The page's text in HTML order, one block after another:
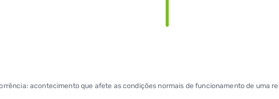
acontecimento que afete as condições normais de funcionamento de uma